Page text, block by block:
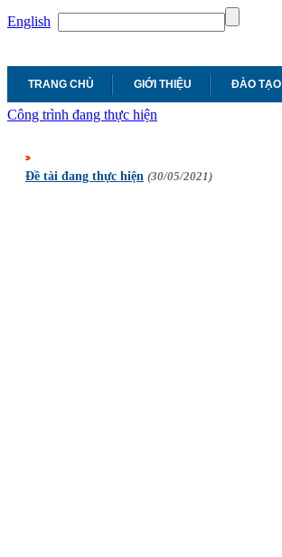
English
TRANG CHỦ GIỚI THIỆU ĐÀO TẠO
Công trình đang thực hiện
Đề tài đang thực hiện (30/05/2021)